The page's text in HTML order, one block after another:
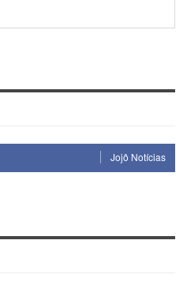
Jojô Notícias